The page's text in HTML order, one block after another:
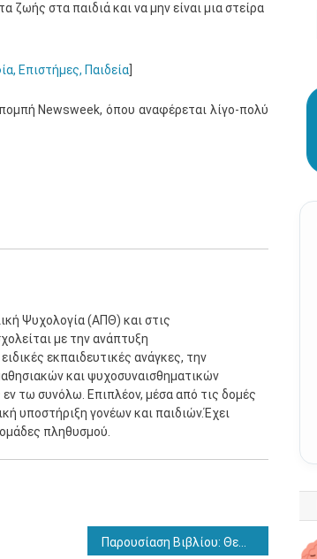
ζωής στα παιδιά και να μην είναι μια στείρα
Επιστήμες, Παιδεία
Newsweek, όπου αναφέρεται λίγο-πολύ
Ψυχολογία (ΑΠΘ) και στις
με την ανάπτυξη
εκπαιδευτικές ανάγκες, την
και ψυχοσυναισθηματικών
τω συνόλω. Επιπλέον, μέσα από τις δομές
υποστήριξη γονέων και παιδιών.Έχει
πληθυσμού.